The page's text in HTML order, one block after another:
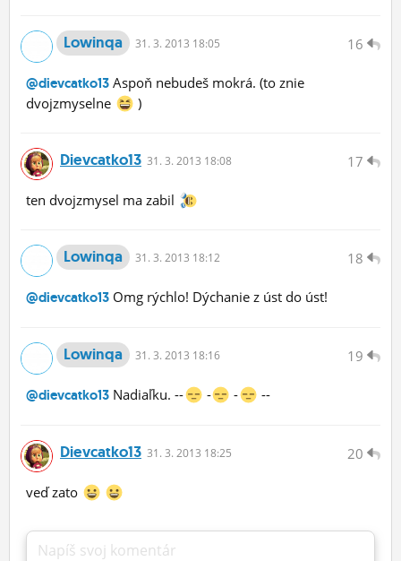
16
Lowinqa 31. 3. 2013 18:05
@dievcatko13 Aspoň nebudeš mokrá. (to znie
dvojzmyselne
)
17
Dievcatko13 31. 3. 2013 18:08
ten dvojzmysel ma zabil
18
Lowinqa 31. 3. 2013 18:12
@dievcatko13 Omg rýchlo! Dýchanie z úst do úst!
19
Lowinqa 31. 3. 2013 18:16
@dievcatko13 Nadiaľku. -- - - --
20
Dievcatko13 31. 3. 2013 18:25
veď zato
Napíš svoj komentár